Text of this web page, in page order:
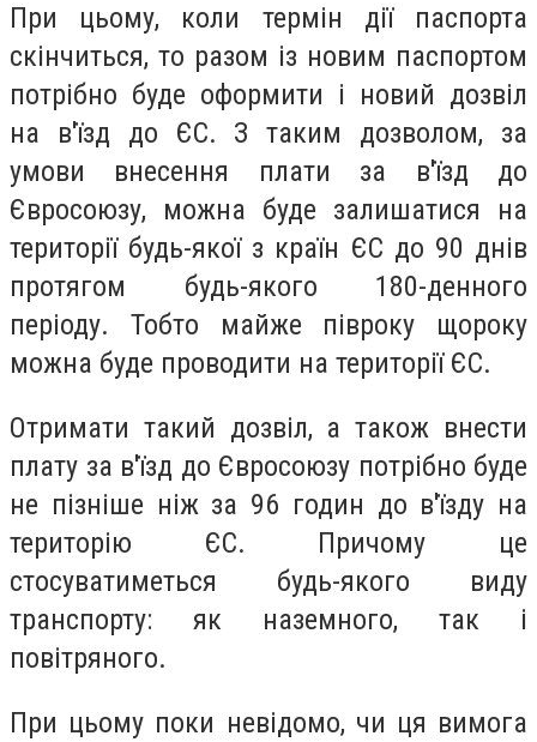
При цьому, коли термін дії паспорта
скінчиться, то разом із новим паспортом
потрібно буде оформити і новий дозвіл
на в'їзд до ЄС. З таким дозволом, за
умови внесення плати за в'їзд до
Євросоюзу, можна буде залишатися на
території будь-якої з країн ЄС до 90 днів
протягом будь-якого 180-денного
періоду. Тобто майже півроку щороку
можна буде проводити на території ЄС.
Отримати такий дозвіл, а також внести
плату за в'їзд до Євросоюзу потрібно буде
не пізніше ніж за 96 годин до в'їзду на
територію ЄС. Причому це
стосуватиметься будь-якого виду
транспорту: як наземного, так і
повітряного.
При цьому поки невідомо, чи ця вимога